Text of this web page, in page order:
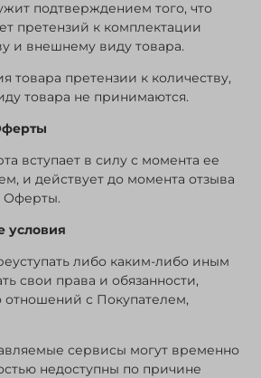
подтверждением того, что
претензий к комплектации
и внешнему виду товара.
товара претензии к количеству,
товара не принимаются.
вступает в силу с момента ее
и действует до момента отзыва
Оферты.
условия
либо каким-либо иным
свои права и обязанности,
с Покупателем,
сервисы могут временно
недоступны по причине